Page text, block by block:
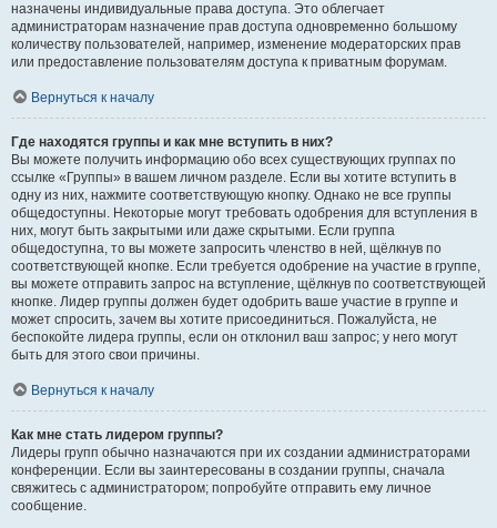
назначены индивидуальные права доступа. Это облегчает
администраторам назначение прав доступа одновременно большому
количеству пользователей, например, изменение модераторских прав
или предоставление пользователям доступа к приватным форумам.
Вернуться к началу
Где находятся группы и как мне вступить в них?
Вы можете получить информацию обо всех существующих группах по
ссылке «Группы» в вашем личном разделе. Если вы хотите вступить в
одну из них, нажмите соответствующую кнопку. Однако не все группы
общедоступны. Некоторые могут требовать одобрения для вступления в
них, могут быть закрытыми или даже скрытыми. Если группа
общедоступна, то вы можете запросить членство в ней, щёлкнув по
соответствующей кнопке. Если требуется одобрение на участие в группе,
вы можете отправить запрос на вступление, щёлкнув по соответствующей
кнопке. Лидер группы должен будет одобрить ваше участие в группе и
может спросить, зачем вы хотите присоединиться. Пожалуйста, не
беспокойте лидера группы, если он отклонил ваш запрос; у него могут
быть для этого свои причины.
Вернуться к началу
Как мне стать лидером группы?
Лидеры групп обычно назначаются при их создании администраторами
конференции. Если вы заинтересованы в создании группы, сначала
свяжитесь с администратором; попробуйте отправить ему личное
сообщение.